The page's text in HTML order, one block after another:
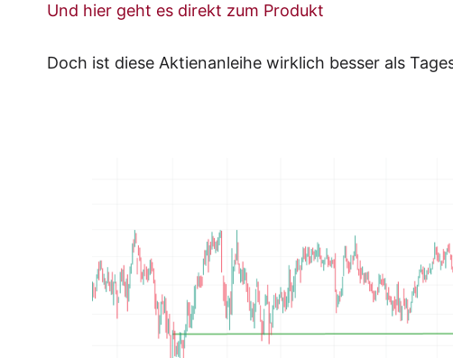
Und hier geht es direkt zum Produkt
Doch ist diese Aktienanleihe wirklich besser als